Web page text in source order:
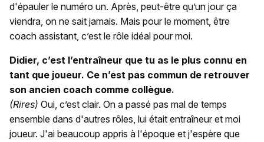
d'épauler le numéro un. Après, peut-être qu’un jour ça
viendra, on ne sait jamais. Mais pour le moment, être
coach assistant, c’est le rôle idéal pour moi.
Didier, c’est l’entraîneur que tu as le plus connu en
tant que joueur. Ce n’est pas commun de retrouver
son ancien coach comme collègue.
(Rires) Oui, c’est clair. On a passé pas mal de temps
ensemble dans d'autres rôles, lui était entraîneur et moi
joueur. J'ai beaucoup appris à l'époque et j'espère que